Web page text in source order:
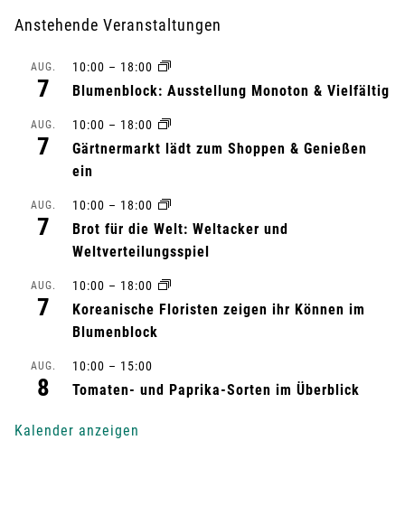
r
-
Anstehende Veranstaltungen
AUG.
7
10:00 – 18:00
Blumenblock: Ausstellung Monoton & Vielfältig
AUG.
7
10:00 – 18:00
Gärtnermarkt lädt zum Shoppen & Genießen
ein
AUG.
7
10:00 – 18:00
Brot für die Welt: Weltacker und
Weltverteilungsspiel
AUG.
7
10:00 – 18:00
Koreanische Floristen zeigen ihr Können im
Blumenblock
AUG.
8
10:00 – 15:00
Tomaten- und Paprika-Sorten im Überblick
Kalender anzeigen